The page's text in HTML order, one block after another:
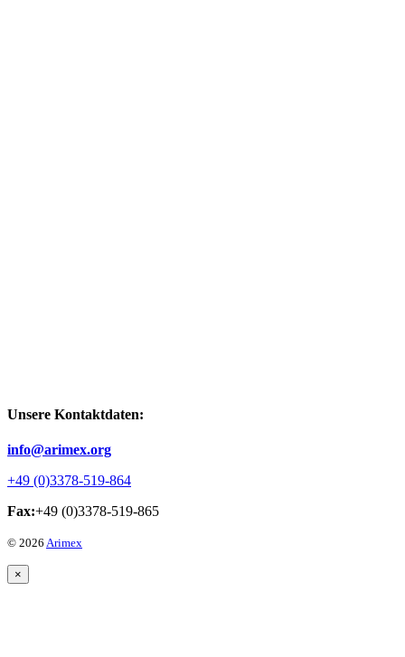
Unsere Kontaktdaten:
info@arimex.org
+49 (0)3378-519-864
Fax:+49 (0)3378-519-865
© 2026 Arimex
×